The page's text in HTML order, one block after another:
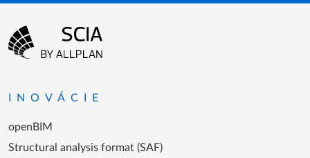
Menu v päte
INOVÁCIE
openBIM
Structural analysis format (SAF)